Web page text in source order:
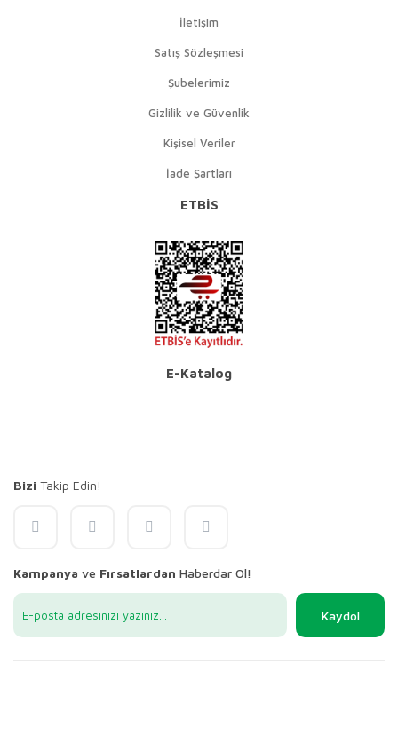
İletişim
Satış Sözleşmesi
Şubelerimiz
Gizlilik ve Güvenlik
Kişisel Veriler
İade Şartları
ETBİS
E-Katalog
Bizi Takip Edin!
Kampanya ve Fırsatlardan Haberdar Ol!
Kaydol